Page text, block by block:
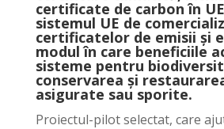
certificate de carbon în
sistemul UE de
certificatelor de emisii și
modul în care beneficiile
sisteme pentru
conservarea și
asigurate sau sporite.
Proiectul-pilot selectat, care